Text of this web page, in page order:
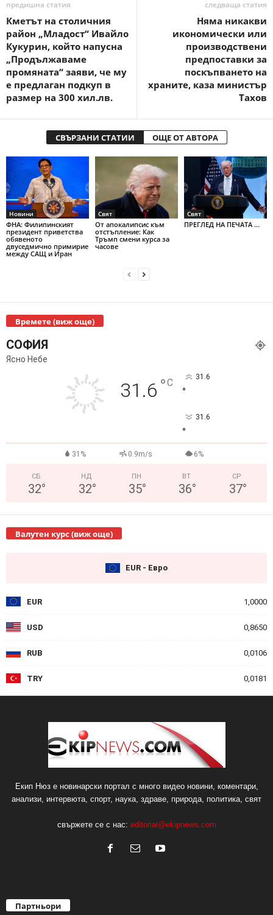
предишна статия
Кметът на столичния
район „Младост“ Ивайло
Кукурин, който напусна
„Продължаваме
промяната“ заяви, че му
е предлаган подкуп в
размер на 300 хил.лв.
следваща статия
Няма никакви
икономически или
производствени
предпоставки за
поскъпването на
храните, каза министър
Тахов
СВЪРЗАНИ СТАТИИ ОЩЕ ОТ АВТОРА
Новини
ФНА: Филипинският
президент приветства
обявеното
двуседмично примирие
между САЩ и Иран
Свят
От апокалипсис към
отстъпление: Как
Тръмп смени курса за
часове
Свят
ПРЕГЛЕД НА ПЕЧАТА ...
Времете (виж още)
СОФИЯ
Ясно Небе
31.6 °C 31.6
°
31.6
°
31% 0.9m/s 6%
СБ
32°
НД
32°
ПН
35°
ВТ
36°
СР
37°
Валутен курс (виж още)
EUR - Евро
EUR 1,0000
USD 0,8650
RUB 0,0106
TRY 0,0181
Екип Нюз е новинарски портал с много видео новини, коментари,
анализи, интервюта, спорт, наука, здраве, природа, политика, свят
свържете се с нас: editorial@ekipnews.com
Партньори